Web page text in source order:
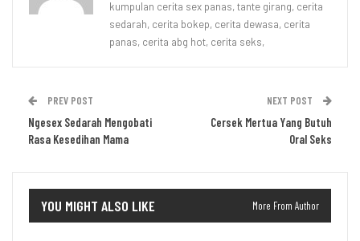
kumpulan cerita sex panas, tante girang, cerita
sedarah, cerita bokep, cerita dewasa, cerita
panas, cerita abg hot, cerita seks,
PREV POST
Ngesex Sedarah Mengobati
Rasa Kesedihan Mama
NEXT POST
Cersek Mertua Yang Butuh
Oral Seks
YOU MIGHT ALSO LIKE More From Author